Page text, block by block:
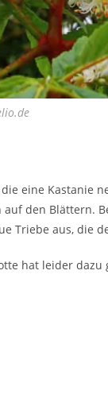
eine Kastanie
den Blättern.
Triebe aus, die
hat leider